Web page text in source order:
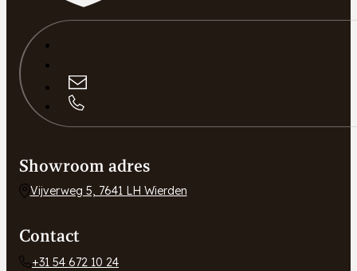
Showroom adres
Vijverweg 5, 7641 LH Wierden
Contact
+31 54 672 10 24